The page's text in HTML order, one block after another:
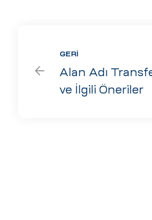
GERI
Alan Adı
ve İlgili Öneriler